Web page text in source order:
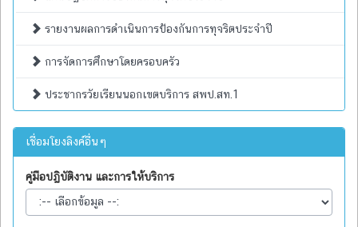
รายงานผลการดำเนินการป้องกันการทุจริตประจำปี
การจัดการศึกษาโดยครอบครัว
ประชากรวัยเรียนนอกเขตบริการ สพป.สท.1
เชื่อมโยงลิงค์อื่นๆ
คู่มือปฏิบัติงาน และการให้บริการ